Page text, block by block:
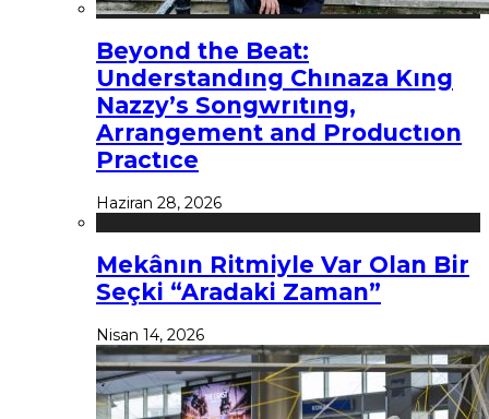
Beyond the Beat:
Understandıng Chınaza Kıng
Nazzy’s Songwrıtıng,
Arrangement and Productıon
Practıce
Haziran 28, 2026
Mekânın Ritmiyle Var Olan Bir
Seçki “Aradaki Zaman”
Nisan 14, 2026